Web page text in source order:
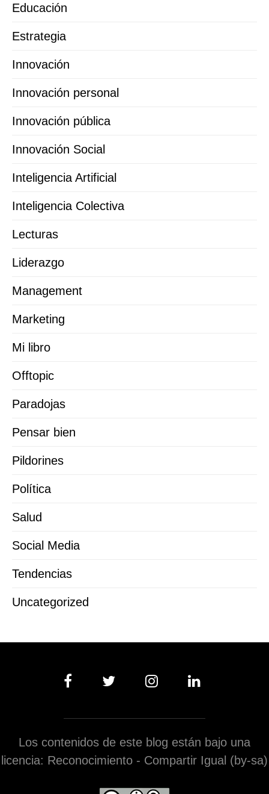
Educación
Estrategia
Innovación
Innovación personal
Innovación pública
Innovación Social
Inteligencia Artificial
Inteligencia Colectiva
Lecturas
Liderazgo
Management
Marketing
Mi libro
Offtopic
Paradojas
Pensar bien
Pildorines
Política
Salud
Social Media
Tendencias
Uncategorized
Los contenidos de este blog están bajo una
licencia: Reconocimiento - Compartir Igual (by-sa)